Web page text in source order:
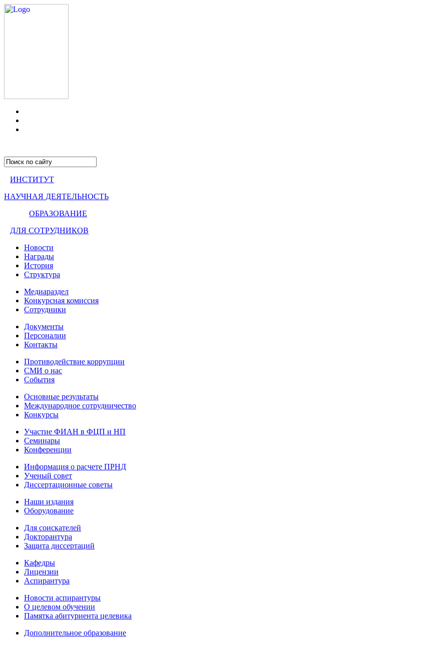
ИНСТИТУТ
НАУЧНАЯ ДЕЯТЕЛЬНОСТЬ
ОБРАЗОВАНИЕ
ДЛЯ СОТРУДНИКОВ
Новости
Награды
История
Структура
Медиараздел
Конкурсная комиссия
Сотрудники
Документы
Персоналии
Контакты
Противодействие коррупции
СМИ о нас
События
Основные результаты
Международное сотрудничество
Конкурсы
Участие ФИАН в ФЦП и НП
Семинары
Конференции
Информация о расчете ПРНД
Ученый совет
Диссертационные советы
Наши издания
Оборудование
Для соискателей
Докторантура
Защита диссертаций
Кафедры
Лицензии
Аспирантура
Новости аспирантуры
О целевом обучении
Памятка абитуриента целевика
Дополнительное образование